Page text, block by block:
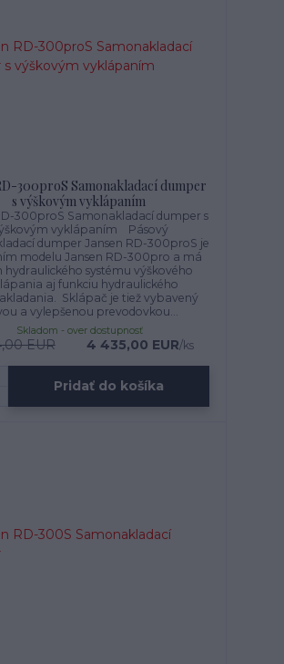
300proS Samonakladací dumper
s výškovým vyklápaním
300proS Samonakladací dumper s
vyklápaním Pásový
dumper Jansen RD-300proS je
modelu Jansen RD-300pro a má
hydraulického systému výškového
aj funkciu hydraulického
Sklápač je tiež vybavený
a vylepšenou prevodovkou...
EUR 4 435,00 EUR/ks
Skladom - over dostupnosť
Pridať do košíka